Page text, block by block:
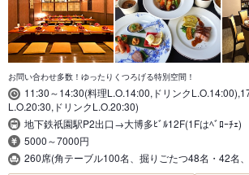
お問い合わせ多数！ゆったりくつろげる特別空間！
11:30～14:30(料理L.O.14:00,ドリンク
L.O.20:30,ドリンクL.O.20:30)
地下鉄祇園駅P2出口→大博多ﾋﾞﾙ12F(1Fはﾍﾞﾛｰﾁｪ)
5000～7000円
260席(角テーブル100名、掘りごたつ48名・42名